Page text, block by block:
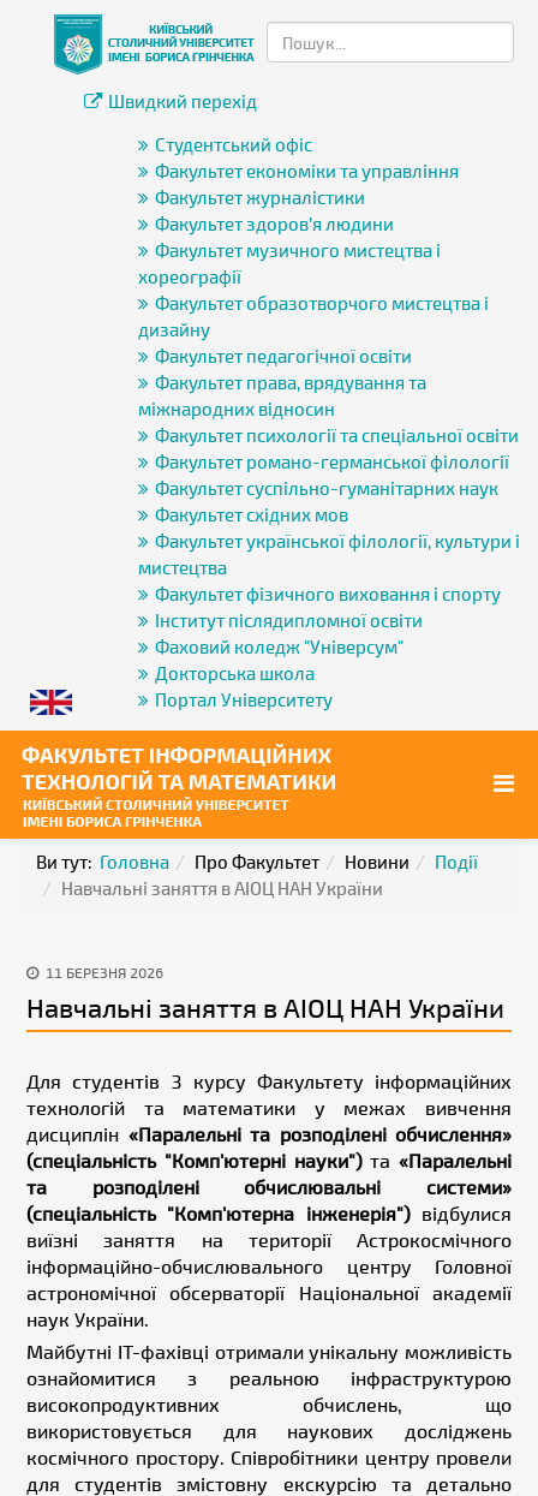
Швидкий перехід
Студентський офіс
Факультет економіки та управління
Факультет журналістики
Факультет здоров’я людини
Факультет музичного мистецтва і
хореографії
Факультет образотворчого мистецтва і
дизайну
Факультет педагогічної освіти
Факультет права, врядування та
міжнародних відносин
Факультет психології та спеціальної освіти
Факультет романо-германської філології
Факультет суспільно-гуманітарних наук
Факультет східних мов
Факультет української філології, культури і
мистецтва
Факультет фізичного виховання і спорту
Інститут післядипломної освіти
Фаховий коледж "Універсум"
Докторська школа
Портал Університету
Ви тут: Головна Про Факультет Новини
Події
Навчальні заняття в АІОЦ НАН України
11 БЕРЕЗНЯ 2026
Навчальні заняття в АІОЦ НАН України
Для студентів 3 курсу Факультету інформаційних
технологій та математики у межах вивчення
дисциплін «Паралельні та розподілені обчислення»
(спеціальність "Комп'ютерні науки")та «Паралельні
та розподілені обчислювальні системи»
(спеціальність "Комп'ютерна інженерія")відбулися
виїзні заняття на території Астрокосмічного
інформаційно-обчислювального центру Головної
астрономічної обсерваторії Національної академії
наук України.
Майбутні IT-фахівці отримали унікальну можливість
ознайомитися з реальною інфраструктурою
високопродуктивних обчислень, що
використовується для наукових досліджень
космічного простору. Співробітники центру провели
для студентів змістовну екскурсію та детально